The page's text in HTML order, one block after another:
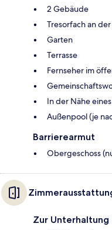
2 Gebäude
Tresorfach an
Garten
Terrasse
Fernseher im
In der Nähe
Außenpool (je
Barrierearmut
Obergeschoss
Zur Unterhaltung